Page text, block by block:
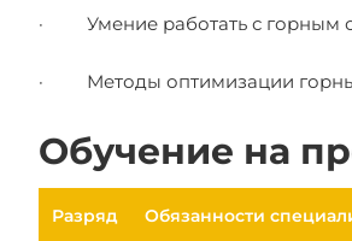
· Умение работать с горным
· Методы оптимизации
Обучение на
Разряд Обязанности